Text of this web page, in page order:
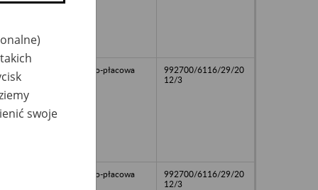
osobowo-płacowa
992700/6116/29/20
12/3
osobowo-płacowa
992700/6116/29/20
12/3
swoje